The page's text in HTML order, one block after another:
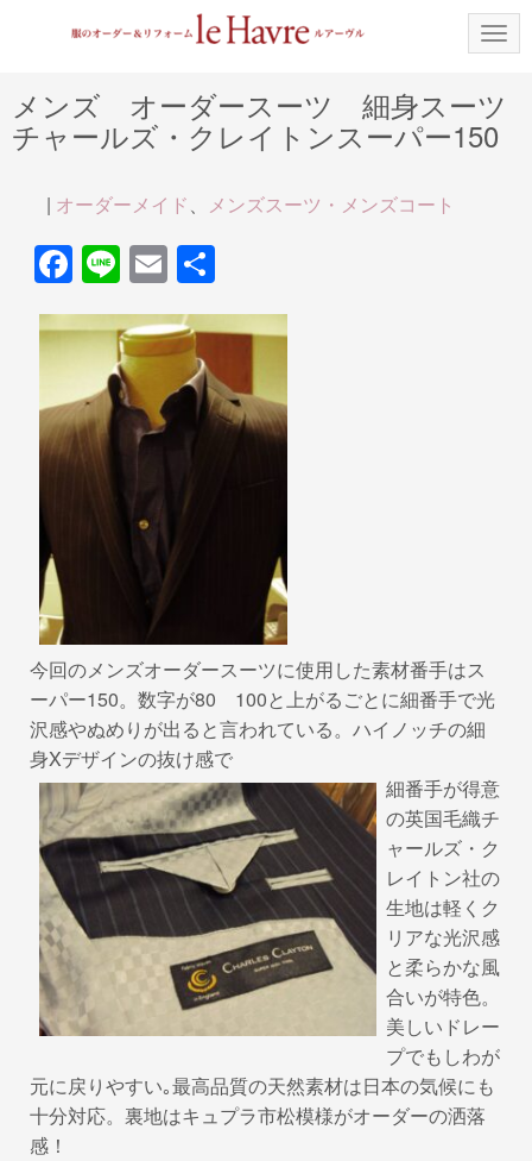
N
a
g
a
t
メンズ オーダースーツ 細身スーツ
チャールズ・クレイトンスーパー150
| オーダーメイド、 メンズスーツ・メンズコート
F
a
c
e
b
o
o
Li
n
e
E
m
ail
有
今回のメンズオーダースーツに使用した素材番手はス
ーパー150。数字が80 100と上がるごとに細番手で光
沢感やぬめりが出ると言われている。ハイノッチの細
身Xデザインの抜け感で
細番手が得意
の英国毛織チ
ャールズ・ク
レイトン社の
生地は軽くク
リアな光沢感
と柔らかな風
合いが特色。
美しいドレー
プでもしわが
元に戻りやすい｡最高品質の天然素材は日本の気候にも
十分対応。裏地はキュプラ市松模様がオーダーの洒落
感！